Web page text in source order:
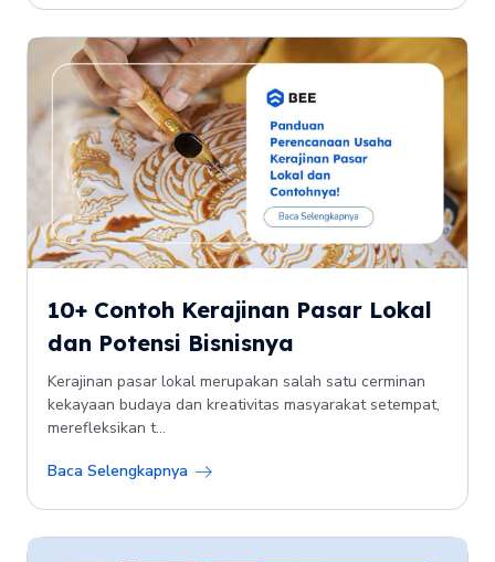
10+ Contoh Kerajinan Pasar Lokal
dan Potensi Bisnisnya
Kerajinan pasar lokal merupakan salah satu cerminan
kekayaan budaya dan kreativitas masyarakat setempat,
merefleksikan t...
Baca Selengkapnya